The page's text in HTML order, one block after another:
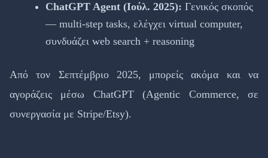
ChatGPT Agent (Ιούλ. 2025): Γενικός σκοπός
— multi-step tasks, ελέγχει virtual computer,
συνδυάζει web search + reasoning
Από τον Σεπτέμβριο 2025, μπορείς ακόμα και να
αγοράζεις μέσω ChatGPT (Agentic Commerce, σε
συνεργασία με Stripe/Etsy).